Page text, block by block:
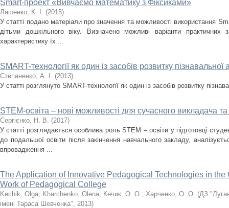
Smart-проект «Вивчаємо математику з Фіксиками»
Ляшенко, К. І. (2015)
У статті подано матеріали про значення та можливості використання
дітьми дошкільного віку. Визначено можливі варіанти
характеристику їх ...
SMART-технології як один із засобів розвитку пізнавальної
Степаненко, А. І. (2013)
У статті розглянуто SMART-технології як один із засобів розвитку
STEM-освіта – нові можливості для сучасного викладача та
Сергієнко, Н. В. (2017)
У статті розглядається особлива роль STEM – освіти у підготовці
до подальшої освіти після закінчення навчального закладу,
впровадження ...
The Application of Innovative Pedagogical Technologies in the
Work of Pedagogical College
Kechik, Olga; Kharchenko, Olena; Кечик, О. О.; Харченко, О. О. (ДЗ
імені Тараса Шевченка", 2013)